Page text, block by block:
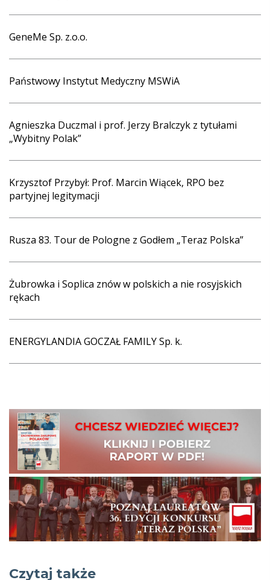
GeneMe Sp. z.o.o.
Państwowy Instytut Medyczny MSWiA
Agnieszka Duczmal i prof. Jerzy Bralczyk z tytułami
„Wybitny Polak”
Krzysztof Przybył: Prof. Marcin Wiącek, RPO bez
partyjnej legitymacji
Rusza 83. Tour de Pologne z Godłem „Teraz Polska”
Żubrowka i Soplica znów w polskich a nie rosyjskich
rękach
ENERGYLANDIA GOCZAŁ FAMILY Sp. k.
Czytaj także